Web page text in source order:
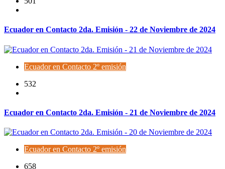
Ecuador en Contacto 2da. Emisión - 22 de Noviembre de 2024
Ecuador en Contacto 2º emisión
532
Ecuador en Contacto 2da. Emisión - 21 de Noviembre de 2024
Ecuador en Contacto 2º emisión
658